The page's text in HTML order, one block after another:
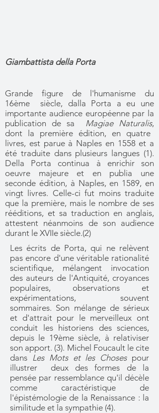
Giambattista della Porta
Grande figure de l'humanisme du
16ème siècle, dalla Porta a eu une
importante audience européenne par la
publication de sa Magiae Naturalis,
dont la première édition, en quatre
livres, est parue à Naples en 1558 et a
été traduite dans plusieurs langues (1).
Della Porta continua à enrichir son
oeuvre majeure et en publia une
seconde édition, à Naples, en 1589, en
vingt livres. Celle-ci fut moins traduite
que la première, mais le nombre de ses
rééditions, et sa traduction en anglais,
attestent néanmoins de son audience
durant le XVIIe siècle.(2)
Les écrits de Porta, qui ne relèvent
pas encore d'une véritable rationalité
scientifique, mélangent invocation
des auteurs de l'Antiquité, croyances
populaires, observations et
expérimentations, souvent
sommaires. Son mélange de sérieux
et d'attrait pour le merveilleux ont
conduit les historiens des sciences,
depuis le 19ème siècle, à relativiser
son apport. (3). Michel Foucault le cite
dans Les Mots et les Chosespour
illustrer deux des formes de la
pensée par ressemblance qu'il décèle
comme caractéristique de
l'épistémologie de la Renaissance : la
similitude et la sympathie (4).